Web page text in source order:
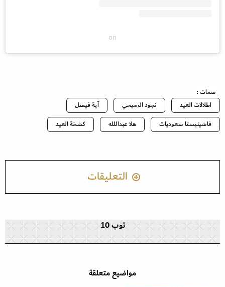
on
سمات :
اطلالات العيد
نجود الرميحي
آية فيصل
فاشينيستا سعوديات
هلا عبداللله كشخة العيد
التعليقات
توب 10
مواضيع متعلقة